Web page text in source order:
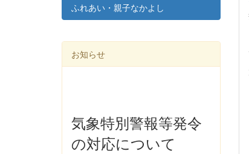
ふれあい・親子なかよし
お知らせ
気象特別警報等発令
の対応について